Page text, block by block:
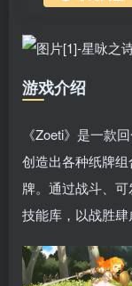
游戏介绍
《Zoeti》是一款
创造出各种纸牌
牌。通过战斗、
技能库，以战胜肆